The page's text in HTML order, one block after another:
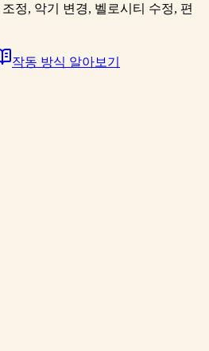
정, 악기 변경, 벨로시티 수정, 편
작동 방식 알아보기